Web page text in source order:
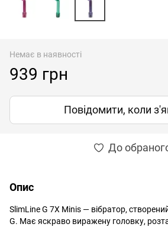
Немає в наявності
939 грн
Повідомити, коли
До
Опис
SlimLine G 7X Minis — вібратор,
G. Має яскраво виражену головку,